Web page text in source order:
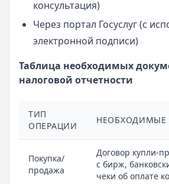
консультация)
Через портал Госуслуг (с
электронной подписи)
Таблица необходимых
налоговой отчетности
ТИП
ОПЕРАЦИИ
НЕОБХОДИМЫЕ
Покупка/
продажа
Договор купли-
с бирж,
чеки об оплате